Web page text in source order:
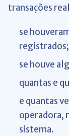
transações
se
registrados;
se houve
quantas e
e quantas
operadora,
sistema.